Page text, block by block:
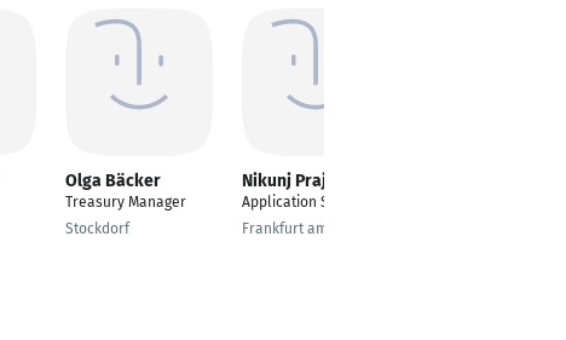
Olga Bäcker
Treasury Manager
Stockdorf
Nikunj Prajapati
Application Specialist
Frankfurt am Main